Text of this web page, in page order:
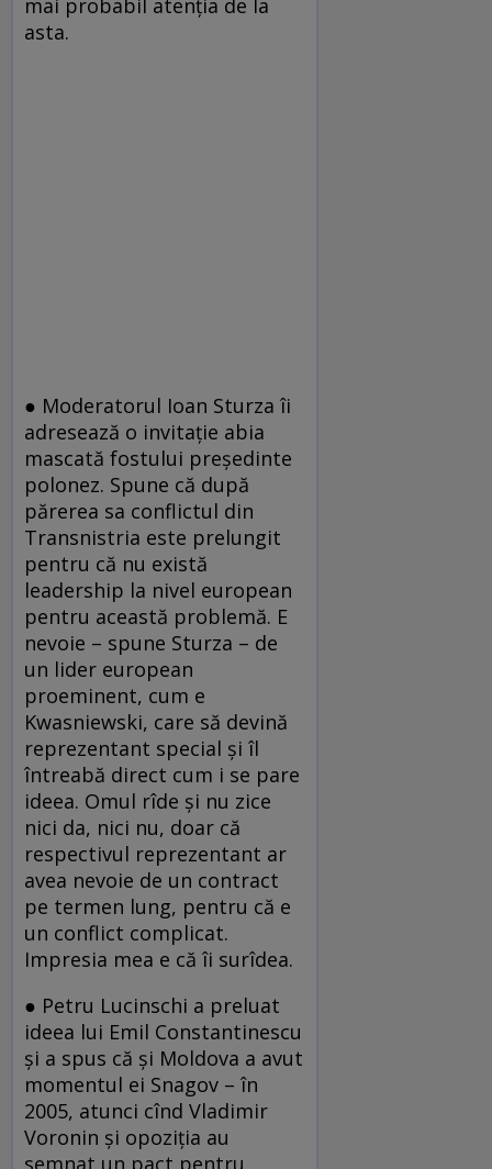
mai probabil atenţia de la
asta.
● Moderatorul Ioan Sturza îi
adresează o invitaţie abia
mascată fostului preşedinte
polonez. Spune că după
părerea sa conflictul din
Transnistria este prelungit
pentru că nu există
leadership la nivel european
pentru această problemă. E
nevoie – spune Sturza – de
un lider european
proeminent, cum e
Kwasniewski, care să devină
reprezentant special şi îl
întreabă direct cum i se pare
ideea. Omul rîde şi nu zice
nici da, nici nu, doar că
respectivul reprezentant ar
avea nevoie de un contract
pe termen lung, pentru că e
un conflict complicat.
Impresia mea e că îi surîdea.
● Petru Lucinschi a preluat
ideea lui Emil Constantinescu
şi a spus că şi Moldova a avut
momentul ei Snagov – în
2005, atunci cînd Vladimir
Voronin şi opoziţia au
semnat un pact pentru